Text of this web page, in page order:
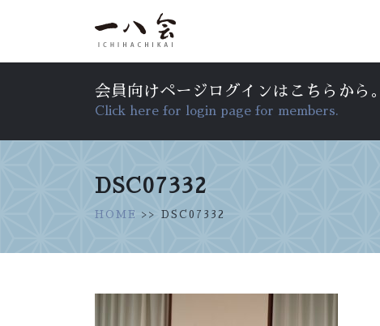
会員向けページログインはこちらから。
Click here for login page for members.
DSC07332
HOME >> DSC07332